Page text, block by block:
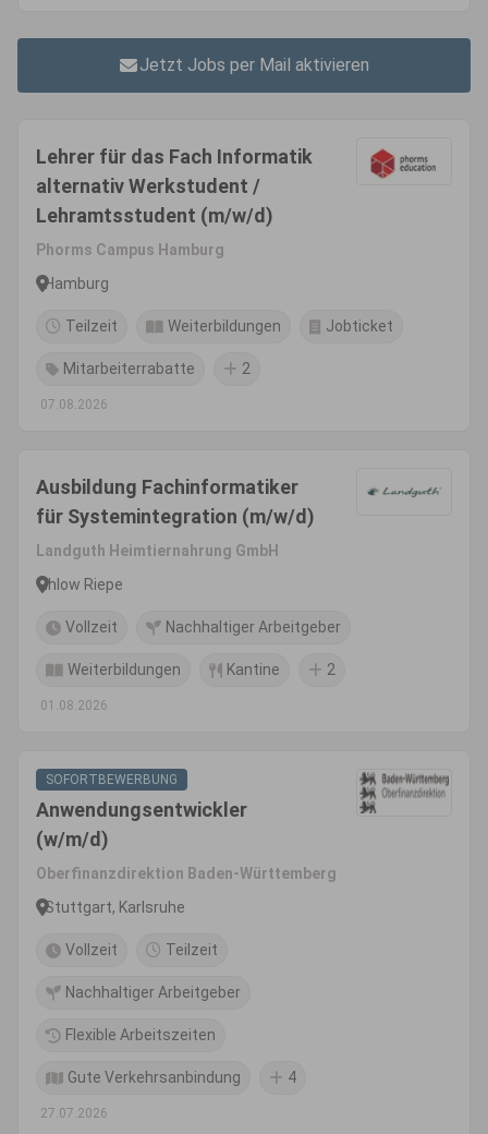
Jetzt Jobs per Mail aktivieren
Lehrer für das Fach Informatik
alternativ Werkstudent /
Lehramtsstudent (m/w/d)
Phorms Campus Hamburg
Hamburg
Teilzeit Weiterbildungen Jobticket
Mitarbeiterrabatte 2
07.08.2026
Ausbildung Fachinformatiker
für Systemintegration (m/w/d)
Landguth Heimtiernahrung GmbH
Ihlow Riepe
Vollzeit Nachhaltiger Arbeitgeber
Weiterbildungen Kantine 2
01.08.2026
SOFORTBEWERBUNG
Anwendungsentwickler
(w/m/d)
Oberfinanzdirektion Baden-Württemberg
Stuttgart, Karlsruhe
Vollzeit Teilzeit
Nachhaltiger Arbeitgeber
Flexible Arbeitszeiten
Gute Verkehrsanbindung 4
27.07.2026